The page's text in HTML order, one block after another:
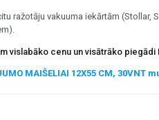
ražotāju vakuuma iekārtām (Stollar,
vislabāko cenu un visātrāko piegādi
MAIŠELIAI 12X55 CM, 30VNT